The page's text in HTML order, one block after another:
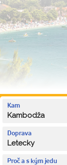
Kam
Kambodža
Doprava
Letecky
Proč a s kým jedu